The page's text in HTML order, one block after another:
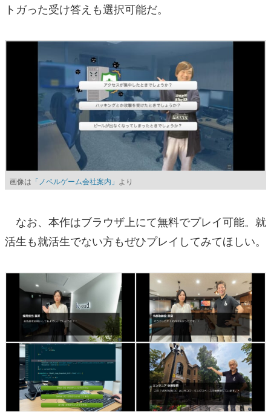
トガった受け答えも選択可能だ。
画像は 「ノベルゲーム会社案内」 より
なお、本作はブラウザ上にて無料でプレイ可能。就
活生も就活生でない方もぜひプレイしてみてほしい。